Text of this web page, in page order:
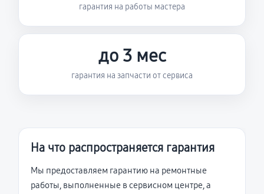
гарантия на работы мастера
до 3 мес
гарантия на запчасти от сервиса
На что распространяется гарантия
Мы предоставляем гарантию на ремонтные
работы, выполненные в сервисном центре, а